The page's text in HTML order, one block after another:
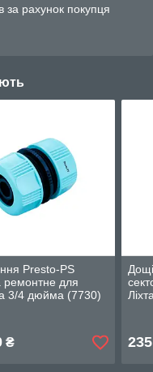
за рахунок покупця
Presto-PS
ремонтне для
3/4 дюйма (7730)
₴ 235